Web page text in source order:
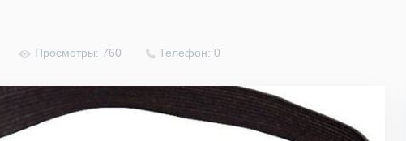
Просмотры: 760 Телефон: 0